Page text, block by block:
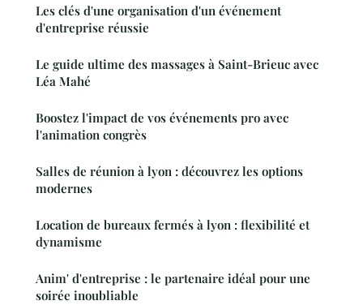
Les clés d'une organisation d'un événement
d'entreprise réussie
Le guide ultime des massages à Saint-Brieuc avec
Léa Mahé
Boostez l'impact de vos événements pro avec
l'animation congrès
Salles de réunion à lyon : découvrez les options
modernes
Location de bureaux fermés à lyon : flexibilité et
dynamisme
Anim' d'entreprise : le partenaire idéal pour une
soirée inoubliable